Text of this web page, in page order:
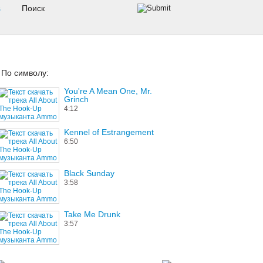
По символу:
You're A Mean One, Mr.
Grinch
4:12
Kennel of Estrangement
6:50
Black Sunday
3:58
Take Me Drunk
3:57